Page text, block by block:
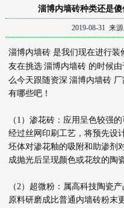
淄博内墙砖种类还是
2019-08-31 来
淄博内墙砖 是我们现在进行装
友在挑选 淄博内墙砖 的时候
么今天跟随资深 淄博内墙砖
有哪些吧！
（1）渗花砖：应用呈色较强
经过丝网印刷工艺，将预先设
坯体对渗花釉的吸附和助渗剂
成抛光后呈现颜色或花纹的陶
（2）超微粉：属高科技陶瓷
原料研磨成比普通内墙砖粉末